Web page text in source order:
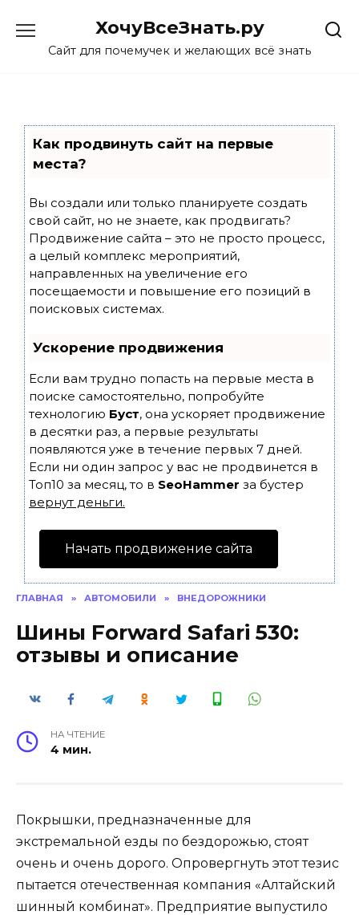
content
ХочуВсеЗнать.ру
Сайт для почемучек и желающих всё знать
Как продвинуть сайт на первые
места?
Вы создали или только планируете создать
свой сайт, но не знаете, как продвигать?
Продвижение сайта – это не просто процесс,
а целый комплекс мероприятий,
направленных на увеличение его
посещаемости и повышение его позиций в
поисковых системах.
Ускорение продвижения
Если вам трудно попасть на первые места в
поиске самостоятельно, попробуйте
технологию Буст, она ускоряет продвижение
в десятки раз, а первые результаты
появляются уже в течение первых 7 дней.
Если ни один запрос у вас не продвинется в
Топ10 за месяц, то в SeoHammer за бустер
вернут деньги.
Начать продвижение сайта
ГЛАВНАЯ » АВТОМОБИЛИ » ВНЕДОРОЖНИКИ
Шины Forward Safari 530:
отзывы и описание
НА ЧТЕНИЕ
4 мин.
Покрышки, предназначенные для
экстремальной езды по бездорожью, стоят
очень и очень дорого. Опровергнуть этот тезис
пытается отечественная компания «Алтайский
шинный комбинат». Предприятие выпустило